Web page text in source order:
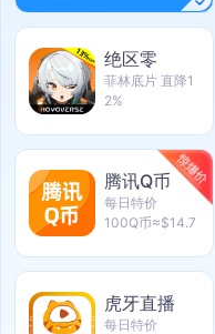
绝区零
菲林底片 直降1
2%
腾讯Q币
每日特价
100Q币≈$14.7
虎牙直播
每日特价